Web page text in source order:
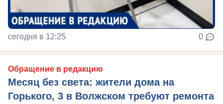
сегодня в 12:25 0
Обращение в редакцию
Месяц без света: жители дома на
Горького, 3 в Волжском требуют ремонта